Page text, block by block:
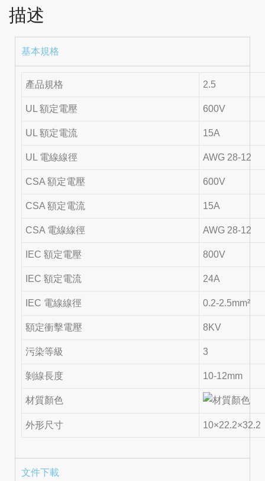
描述
基本規格
產品規格 2.5
UL 額定電壓 600V
UL 額定電流 15A
UL 電線線徑 AWG 28-12
CSA 額定電壓 600V
CSA 額定電流 15A
CSA 電線線徑 AWG 28-12
IEC 額定電壓 800V
IEC 額定電流 24A
IEC 電線線徑 0.2-2.5mm²
額定衝擊電壓 8KV
污染等級 3
剝線長度 10-12mm
材質顏色
外形尺寸 10×22.2×32.2
文件下載